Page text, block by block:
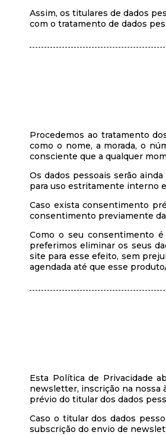
Assim, os titulares de dados
com o tratamento de dados
Procedemos ao tratamento
como o nome, a morada, o
consciente que a qualquer
Os dados pessoais serão
para uso estritamente interno
Caso exista consentimento
consentimento previamente
Como o seu consentimento é
preferimos eliminar os seus
site para esse efeito, sem
agendada até que esse
Esta Política de Privacidade
newsletter, inscrição na nossa
prévio do titular dos dados
Caso o titular dos dados
subscrição do envio de